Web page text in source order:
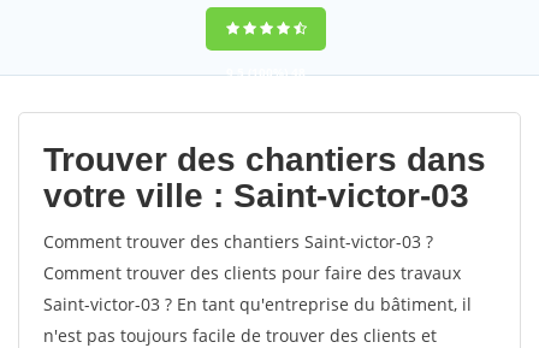
9,5(100%)48
votes
Trouver des chantiers dans
votre ville : Saint-victor-03
Comment trouver des chantiers Saint-victor-03 ?
Comment trouver des clients pour faire des travaux
Saint-victor-03 ? En tant qu'entreprise du bâtiment, il
n'est pas toujours facile de trouver des clients et